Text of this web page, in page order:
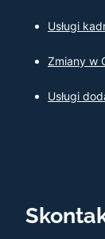
Usługi
Zmiany w
Usługi